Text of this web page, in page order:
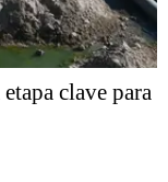
clave para